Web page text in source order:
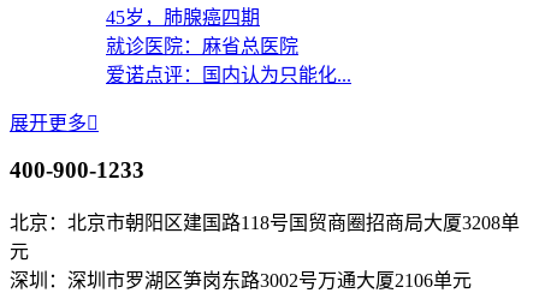
45岁， 肺腺癌四期
就诊医院：麻省总医院
爱诺点评：国内认为只能化...
展开更多
400-900-1233
北京：北京市朝阳区建国路118号国贸商圈招商局大厦3208单
元
深圳：深圳市罗湖区笋岗东路3002号万通大厦2106单元